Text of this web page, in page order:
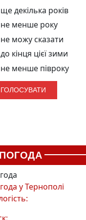
ще декілька років
не менше року
не можу сказати
до кінця цієї зими
не менше півроку
ПОГОДА
уТернополі